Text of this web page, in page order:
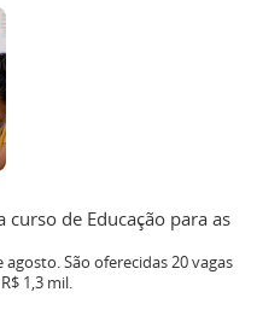
de Educação para as
São oferecidas 20 vagas
1,3 mil.